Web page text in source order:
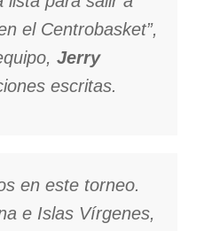
el Centrobasket”,
Jerry
escritas.
en este torneo.
e Islas Vírgenes,